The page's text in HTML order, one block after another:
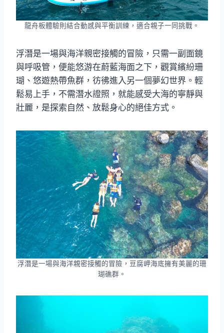
龍舟板體驗則結合動感與平衡訓練，適合親子一同挑戰。
浮潛是一場與海洋親密接觸的冒險，只需一副面鏡
與呼吸管，便能悠游在蔚藍海面之下，觀賞繽紛珊
瑚、悠遊熱帶魚群，彷彿進入另一個夢幻世界。輕
鬆易上手，不需潛水證照，就能感受大海的寧靜與
壯麗，是探索自然、放鬆身心的絕佳方式。
浮潛是一場與海洋親密接觸的冒險，豆腐岬海底擁有美麗的珊
瑚礁群。